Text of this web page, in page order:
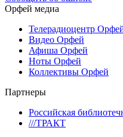
Орфей медиа
Телерадиоцентр
Видео Орфей
Афиша Орфей
Ноты Орфей
Коллективы Орфей
Партнеры
Российская
///ТРАКТ